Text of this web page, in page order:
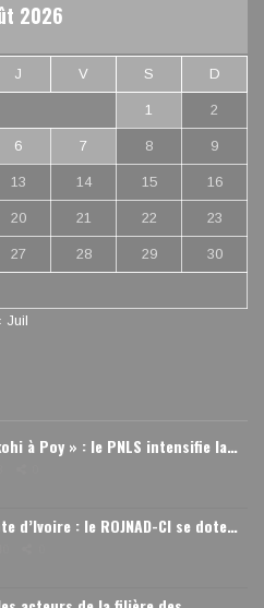
2026
J V S D
1 2
6 7 8 9
13 14 15 16
20 21 22 23
27 28 29 30
Juil
à Poy » : le PNLS intensifie la…
d’Ivoire : le ROJNAD-CI se dote…